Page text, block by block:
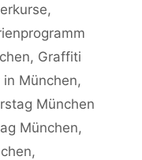
,
, Graffiti
München,
München
München,
,